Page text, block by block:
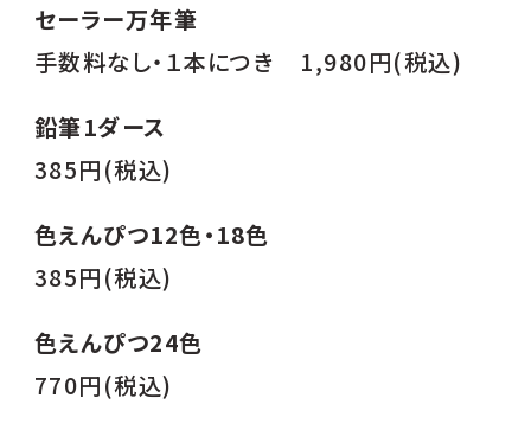
セーラー万年筆
手数料なし・１本につき 1,980円(税込)
鉛筆1ダース
385円(税込)
色えんぴつ12色・18色
385円(税込)
色えんぴつ24色
770円(税込)